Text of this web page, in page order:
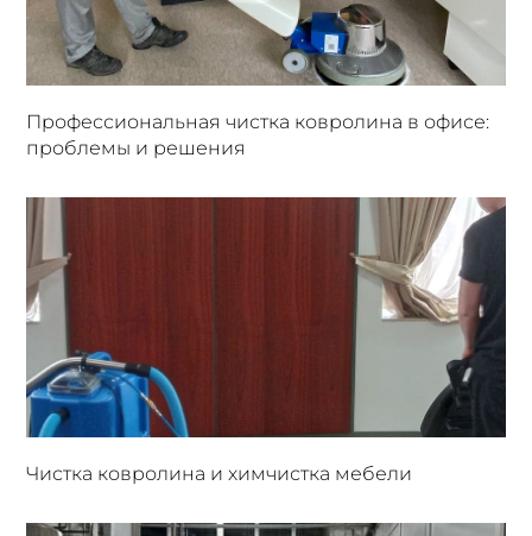
Профессиональная чистка ковролина в офисе:
проблемы и решения
Чистка ковролина и химчистка мебели